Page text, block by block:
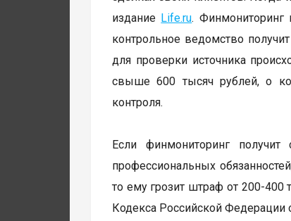
издание Life.ru. Финмониторинг
контрольное ведомство
для проверки источника
свыше 600 тысяч рублей, о
контроля.
Если финмониторинг
профессиональных
то ему грозит штраф от 200-400
Кодекса Российской Федерации